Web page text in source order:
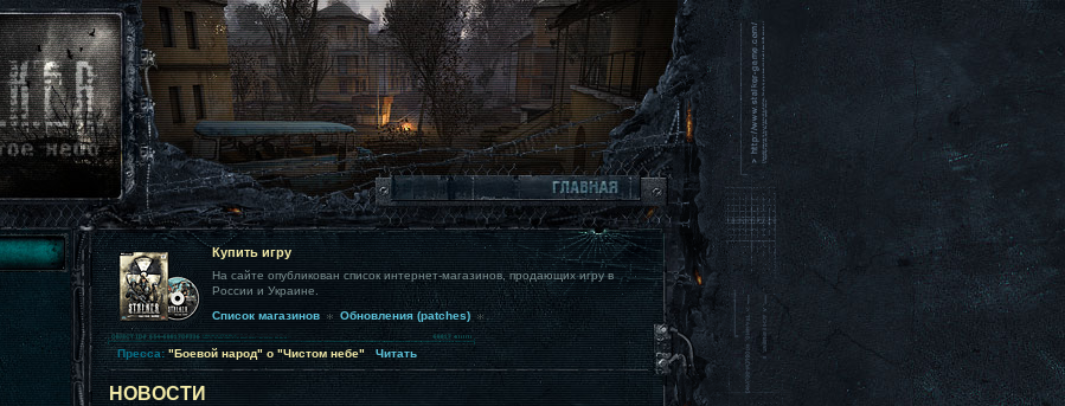
Купить игру
На сайте опубликован список интернет-магазинов, продающих игру в
России и Украине.
Список магазинов
Обновления (patches)
Пресса: "Боевой народ" о "Чистом небе" Читать
НОВОСТИ